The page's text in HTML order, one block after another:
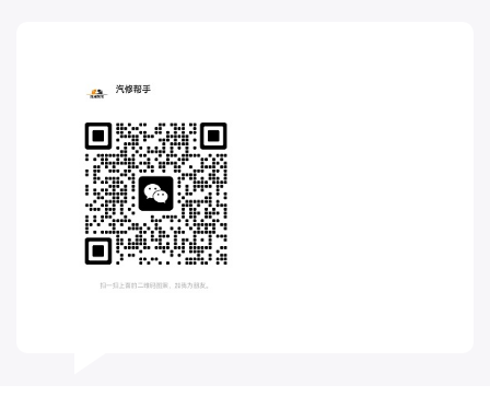
东风风行
大乘
大众-一汽大众
大众-上汽大众